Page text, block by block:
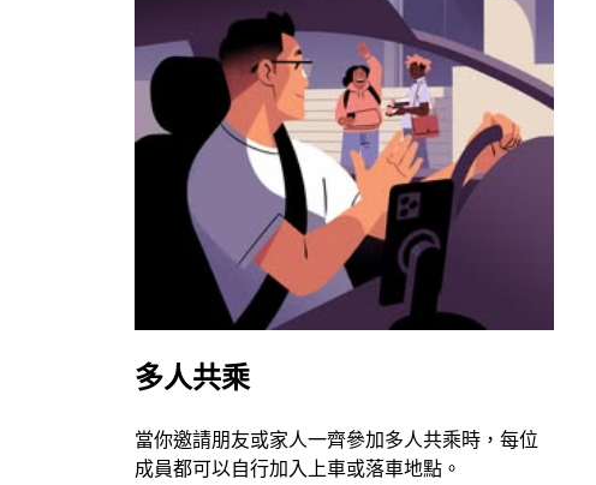
多人共乘
當你邀請朋友或家人一齊參加多人共乘時，每位
成員都可以自行加入上車或落車地點。